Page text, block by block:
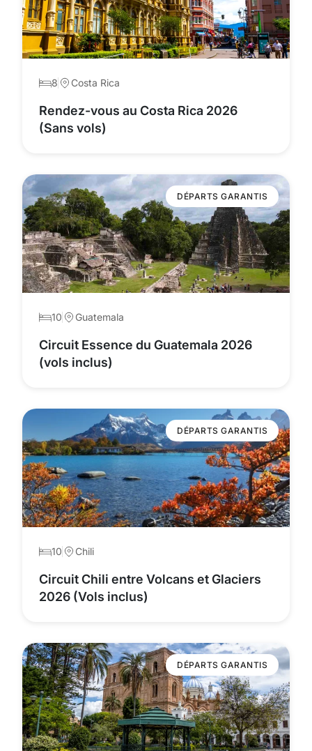
8 Costa Rica
Rendez-vous au Costa Rica 2026
(Sans vols)
DÉPARTS GARANTIS
10 Guatemala
Circuit Essence du Guatemala 2026
(vols inclus)
DÉPARTS GARANTIS
10 Chili
Circuit Chili entre Volcans et Glaciers
2026 (Vols inclus)
DÉPARTS GARANTIS